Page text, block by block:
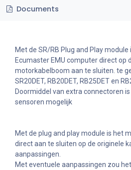
Documents
Met de SR/RB Plug and Play
Ecumaster EMU computer direct op
motorkabelboom aan te sluiten. te
SR20DET, RB20DET, RB25DET en
Doormiddel van extra connectoren
sensoren mogelijk
Met de plug and play module is het
direct aan te sluiten op de originele
aanpassingen.
Met eventuele aanpassingen zou